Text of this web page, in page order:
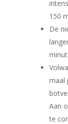
150
De
maal
Aan
te